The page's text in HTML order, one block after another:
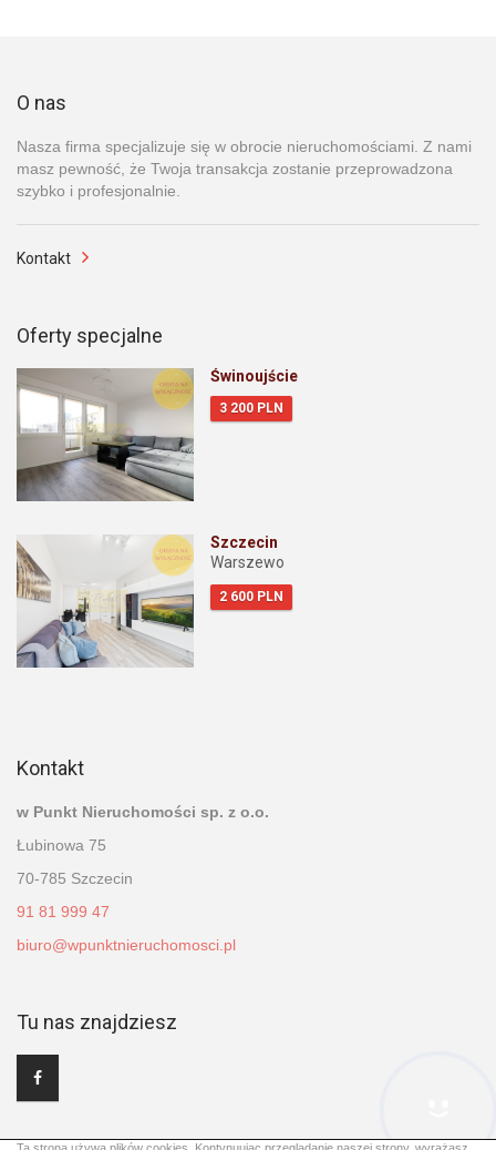
O nas
Nasza firma specjalizuje się w obrocie nieruchomościami. Z nami
masz pewność, że Twoja transakcja zostanie przeprowadzona
szybko i profesjonalnie.
Kontakt
Oferty specjalne
Świnoujście
3 200 PLN
Szczecin
Warszewo
2 600 PLN
Kontakt
w Punkt Nieruchomości sp. z o.o.
Łubinowa 75
70-785 Szczecin
91 81 999 47
biuro@wpunktnieruchomosci.pl
Tu nas znajdziesz